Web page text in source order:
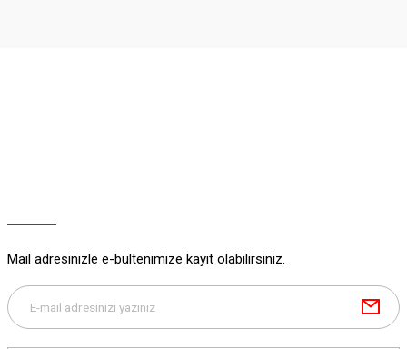
Mail adresinizle e-bültenimize kayıt olabilirsiniz.